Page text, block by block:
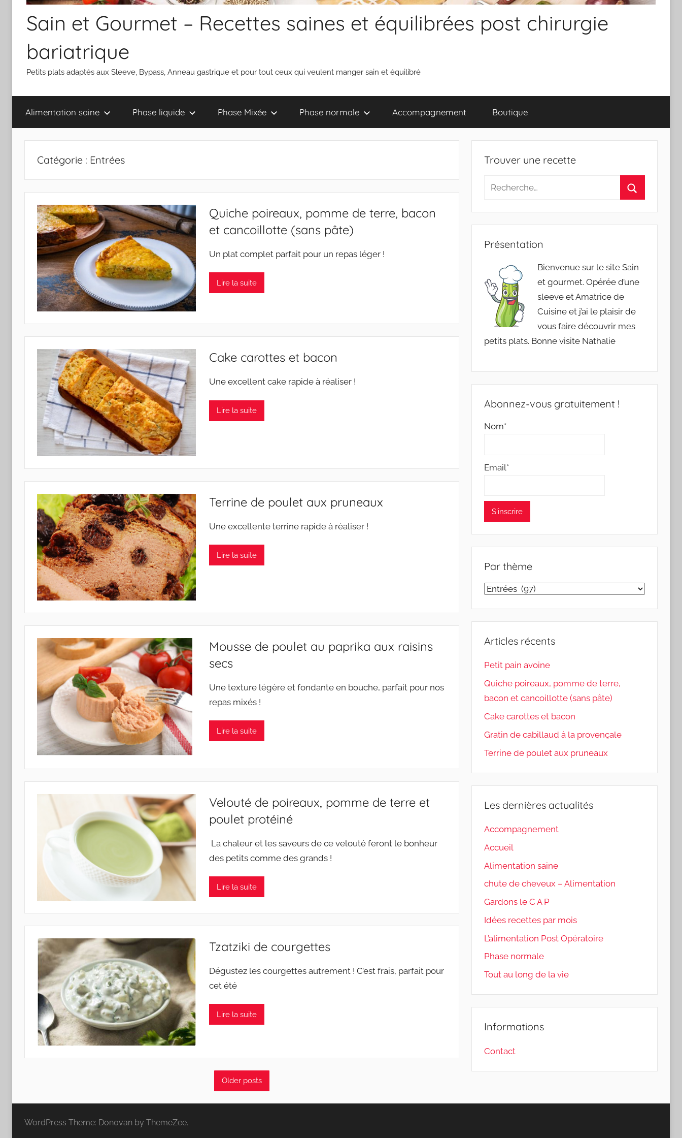
Sain et Gourmet – Recettes saines et équilibrées post chirurgie
bariatrique
Petits plats adaptés aux Sleeve, Bypass, Anneau gastrique et pour tout ceux qui veulent manger sain et équilibré
Alimentation saine Phase liquide Phase Mixée Phase normale Accompagnement Boutique
Catégorie : Entrées
Quiche poireaux, pomme de terre, bacon
et cancoillotte (sans pâte)
Un plat complet parfait pour un repas léger !
Lire la suite
Cake carottes et bacon
Une excellent cake rapide à réaliser !
Lire la suite
Terrine de poulet aux pruneaux
Une excellente terrine rapide à réaliser !
Lire la suite
Mousse de poulet au paprika aux raisins
secs
Une texture légère et fondante en bouche, parfait pour nos
repas mixés !
Lire la suite
Velouté de poireaux, pomme de terre et
poulet protéiné
La chaleur et les saveurs de ce velouté feront le bonheur
des petits comme des grands !
Lire la suite
Tzatziki de courgettes
Dégustez les courgettes autrement ! C’est frais, parfait pour
cet été
Lire la suite
Older posts
Trouver une recette
Recherche
:
Présentation
Bienvenue sur le site Sain
et gourmet. Opérée d’une
sleeve et Amatrice de
Cuisine et j’ai le plaisir de
vous faire découvrir mes
petits plats. Bonne visite Nathalie
Abonnez-vous gratuitement !
Nom*
Email*
Par thème
Par
Articles récents
Petit pain avoine
Quiche poireaux, pomme de terre,
bacon et cancoillotte (sans pâte)
Cake carottes et bacon
Gratin de cabillaud à la provençale
Terrine de poulet aux pruneaux
Les dernières actualités
Accompagnement
Accueil
Alimentation saine
chute de cheveux – Alimentation
Gardons le C A P
Idées recettes par mois
L’alimentation Post Opératoire
Phase normale
Tout au long de la vie
Informations
Contact
WordPress Theme: Donovan by ThemeZee.